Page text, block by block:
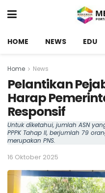
HOME NEWS EDU
Home News
Pelantikan
Harap
Responsif
Untuk dìketahui, jumlah ASN
PPPK Tahap II, berjumlah 79
merupakan PNS.
16 Oktober 2025